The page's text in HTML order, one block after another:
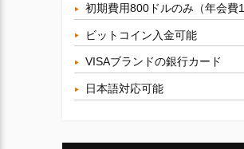
初期費用800ドルのみ（年会費
ビットコイン入金可能
VISAブランドの銀行カード
日本語対応可能